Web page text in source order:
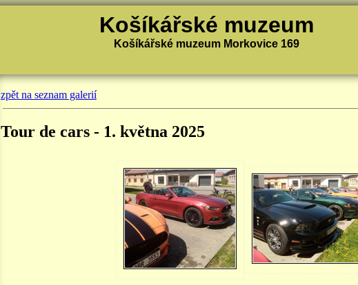
Košíkářské muzeum
Košíkářské muzeum Morkovice 169
zpět na seznam galerií
Tour de cars - 1. května 2025